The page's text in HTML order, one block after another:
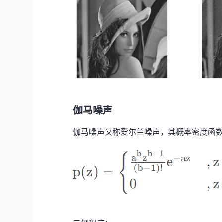
伽马噪声
伽马噪声又称爱尔兰噪声，其概率密度函